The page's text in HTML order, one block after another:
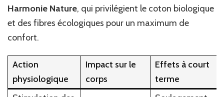
Harmonie Nature, qui privilégient le coton biologique
et des fibres écologiques pour un maximum de
confort.
Action
physiologique
Impact sur le
corps
Effets à court
terme